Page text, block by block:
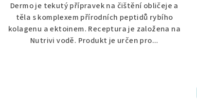
Dermo je tekutý přípravek na čištění obličeje a
těla s komplexem přírodních peptidů rybího
kolagenu a ektoinem. Receptura je založena na
Nutrivi vodě. Produkt je určen pro...